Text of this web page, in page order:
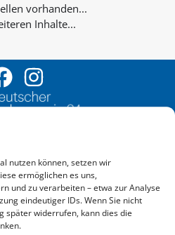
nutzen können, setzen wir
ermöglichen es uns,
und zu verarbeiten – etwa zur Analyse
eindeutiger IDs. Wenn Sie nicht
später widerrufen, kann dies die
Inhalte...
Klampen!-Verlagsprogramm.
– einfach direkt online
Herbst 2026
ansehen